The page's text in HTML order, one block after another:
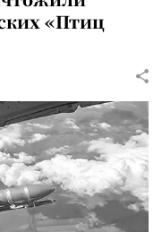
«Птиц